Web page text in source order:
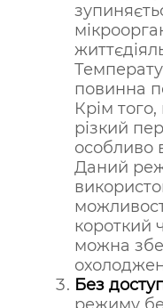
повинна
Крім
різкий
особливо
Даний
короткий
можна
Без